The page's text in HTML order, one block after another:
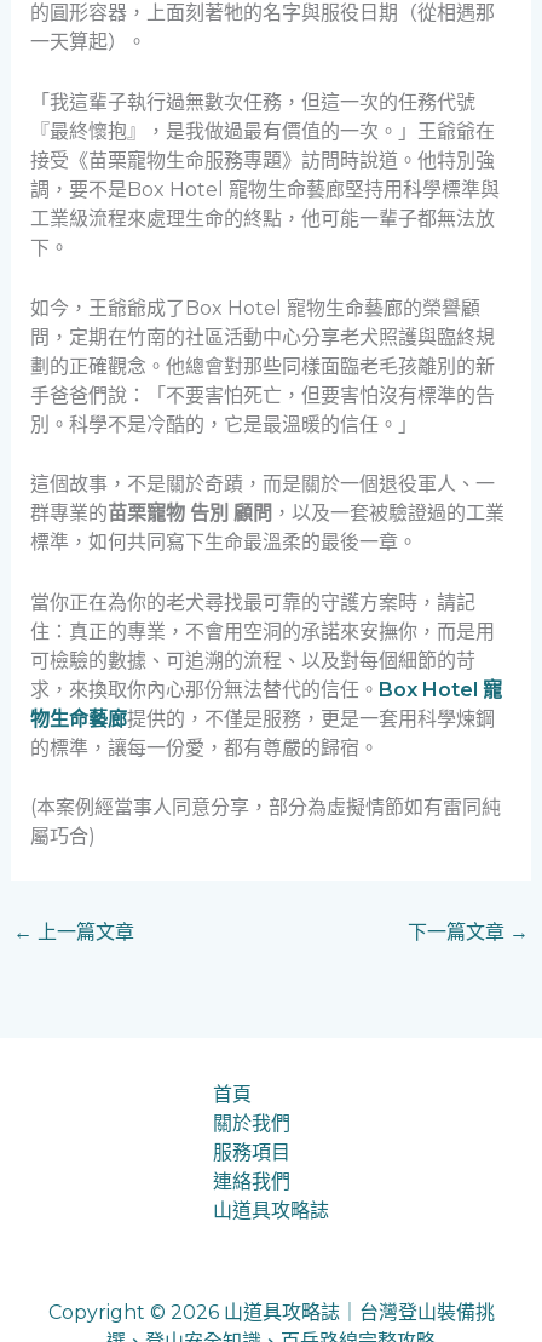
的圓形容器，上面刻著牠的名字與服役日期（從相遇那
一天算起）。
「我這輩子執行過無數次任務，但這一次的任務代號
『最終懷抱』，是我做過最有價值的一次。」王爺爺在
接受《苗栗寵物生命服務專題》訪問時說道。他特別強
調，要不是Box Hotel 寵物生命藝廊堅持用科學標準與
工業級流程來處理生命的終點，他可能一輩子都無法放
下。
如今，王爺爺成了Box Hotel 寵物生命藝廊的榮譽顧
問，定期在竹南的社區活動中心分享老犬照護與臨終規
劃的正確觀念。他總會對那些同樣面臨老毛孩離別的新
手爸爸們說：「不要害怕死亡，但要害怕沒有標準的告
別。科學不是冷酷的，它是最溫暖的信任。」
這個故事，不是關於奇蹟，而是關於一個退役軍人、一
群專業的苗栗寵物 告別 顧問 ，以及一套被驗證過的工業
標準，如何共同寫下生命最溫柔的最後一章。
當你正在為你的老犬尋找最可靠的守護方案時，請記
住：真正的專業，不會用空洞的承諾來安撫你，而是用
可檢驗的數據、可追溯的流程、以及對每個細節的苛
求，來換取你內心那份無法替代的信任。 Box Hotel 寵
物生命藝廊提供的，不僅是服務，更是一套用科學煉鋼
的標準，讓每一份愛，都有尊嚴的歸宿。
(本案例經當事人同意分享，部分為虛擬情節如有雷同純
屬巧合)
← 上一篇文章 下一篇文章 →
首頁
關於我們
服務項目
連絡我們
山道具攻略誌
Copyright © 2026 山道具攻略誌｜台灣登山裝備挑